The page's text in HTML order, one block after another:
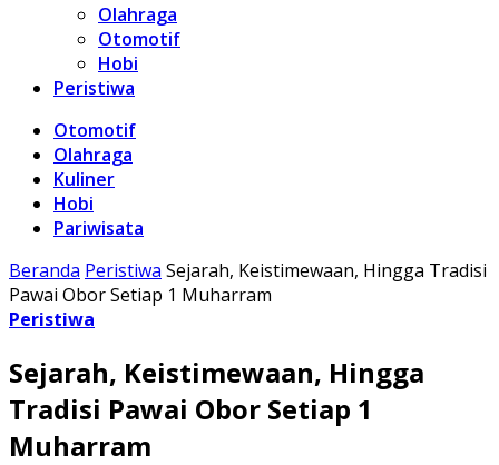
Olahraga
Otomotif
Hobi
Peristiwa
Otomotif
Olahraga
Kuliner
Hobi
Pariwisata
Beranda Peristiwa Sejarah, Keistimewaan, Hingga Tradisi
Pawai Obor Setiap 1 Muharram
Peristiwa
Sejarah, Keistimewaan, Hingga
Tradisi Pawai Obor Setiap 1
Muharram